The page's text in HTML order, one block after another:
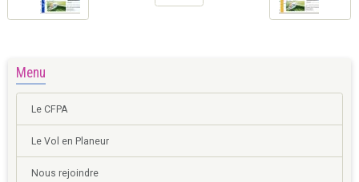
Menu
Le CFPA
Le Vol en Planeur
Nous rejoindre